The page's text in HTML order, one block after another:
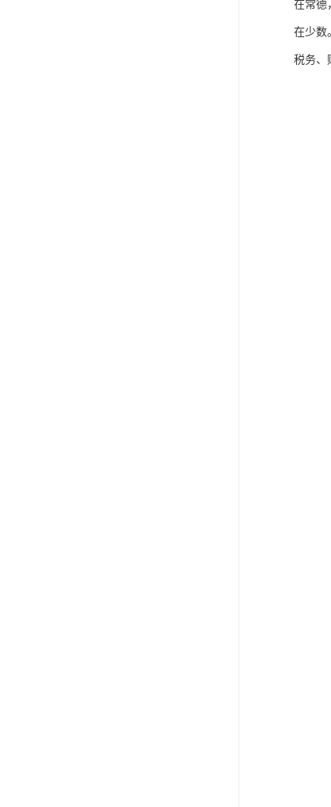
在常德
在少数
税务、